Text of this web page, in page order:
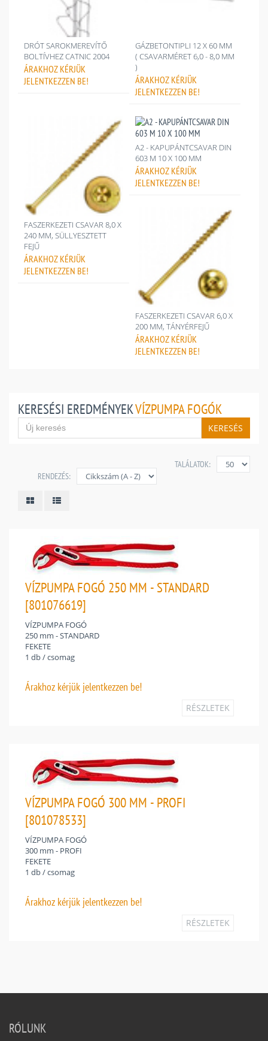
DRÓT SAROKMEREVÍTŐ
BOLTÍVHEZ CATNIC 2004
ÁRAKHOZ KÉRJÜK
JELENTKEZZEN BE!
GÁZBETONTIPLI 12 X 60 MM
( CSAVARMÉRET 6,0 - 8,0 MM
)
ÁRAKHOZ KÉRJÜK
JELENTKEZZEN BE!
FASZERKEZETI CSAVAR 8,0 X
240 MM, SÜLLYESZTETT
FEJŰ
ÁRAKHOZ KÉRJÜK
JELENTKEZZEN BE!
A2 - KAPUPÁNTCSAVAR DIN
603 M 10 X 100 MM
ÁRAKHOZ KÉRJÜK
JELENTKEZZEN BE!
FASZERKEZETI CSAVAR 6,0 X
200 MM, TÁNYÉRFEJŰ
ÁRAKHOZ KÉRJÜK
JELENTKEZZEN BE!
KERESÉSI EREDMÉNYEKVÍZPUMPA FOGÓK
KERESÉS
TALÁLATOK:
RENDEZÉS:
VÍZPUMPA FOGÓ 250 MM - STANDARD
[801076619]
VÍZPUMPA FOGÓ
250 mm - STANDARD
FEKETE
1 db / csomag
Árakhoz kérjük jelentkezzen be!
RÉSZLETEK
VÍZPUMPA FOGÓ 300 MM - PROFI
[801078533]
VÍZPUMPA FOGÓ
300 mm - PROFI
FEKETE
1 db / csomag
Árakhoz kérjük jelentkezzen be!
RÉSZLETEK
RÓLUNK